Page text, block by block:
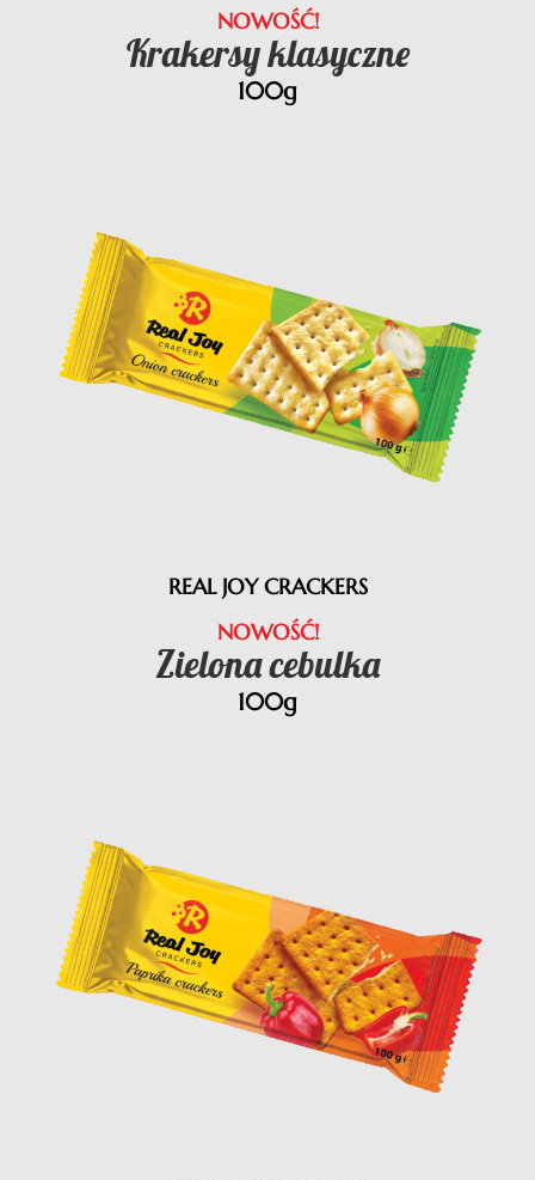
NOWOŚĆ!
Krakersy klasyczne
100g
REAL JOY CRACKERS
NOWOŚĆ!
Zielona cebulka
100g